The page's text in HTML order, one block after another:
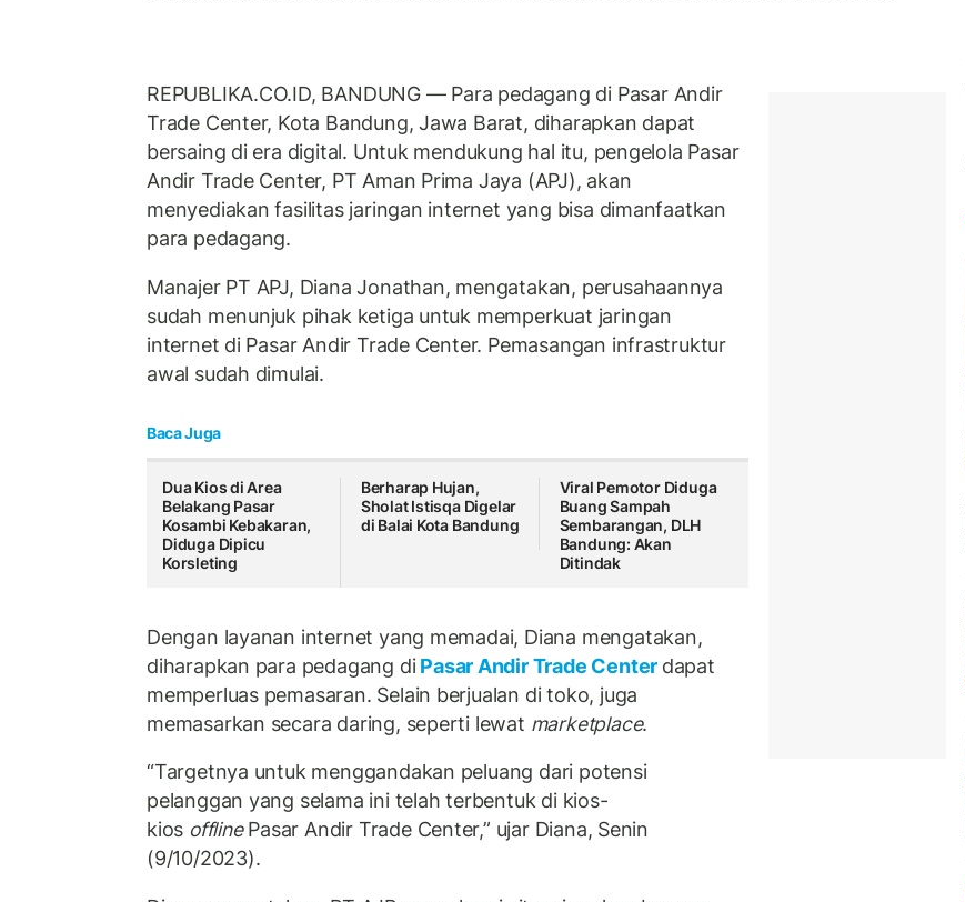
REPUBLIKA.CO.ID, BANDUNG — Para pedagang di Pasar Andir
Trade Center, Kota Bandung, Jawa Barat, diharapkan dapat
bersaing di era digital. Untuk mendukung hal itu, pengelola Pasar
Andir Trade Center, PT Aman Prima Jaya (APJ), akan
menyediakan fasilitas jaringan internet yang bisa dimanfaatkan
para pedagang.
Manajer PT APJ, Diana Jonathan, mengatakan, perusahaannya
sudah menunjuk pihak ketiga untuk memperkuat jaringan
internet di Pasar Andir Trade Center. Pemasangan infrastruktur
awal sudah dimulai.
Baca Juga
Dua Kios di Area
Belakang Pasar
Kosambi Kebakaran,
Diduga Dipicu
Korsleting
Berharap Hujan,
Sholat Istisqa Digelar
di Balai Kota Bandung
Viral Pemotor Diduga
Buang Sampah
Sembarangan, DLH
Bandung: Akan
Ditindak
Dengan layanan internet yang memadai, Diana mengatakan,
diharapkan para pedagang diPasar Andir Trade Center dapat
memperluas pemasaran. Selain berjualan di toko, juga
memasarkan secara daring, seperti lewat marketplace.
“Targetnya untuk menggandakan peluang dari potensi
pelanggan yang selama ini telah terbentuk di kios-
kios offlinePasar Andir Trade Center,” ujar Diana, Senin
(9/10/2023).